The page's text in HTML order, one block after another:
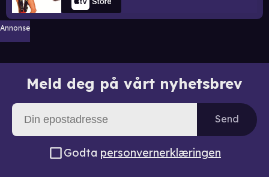
Annonse
Meld deg på vårt nyhetsbrev
Send
Godta personvernerklæringen